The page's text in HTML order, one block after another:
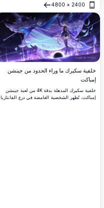
تحيط بها طاقة سحرية ديناميكية في أجواء مظلمة
وسينمائية.
2400
×
4800
فتح
خلفية سكيرك ما وراء الحدود من جينشن
إمباكت
خلفية سكيرك المذهلة بدقة 4K من لعبة جينشن
إمباكت، تُظهر الشخصية الغامضة في درع الفانتازيا